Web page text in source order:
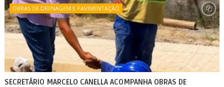
OBRAS DE DRENAGEM E PAVIMENTAÇÃO
SECRETÁRIO MARCELO CANELLA ACOMPANHA OBRAS DE